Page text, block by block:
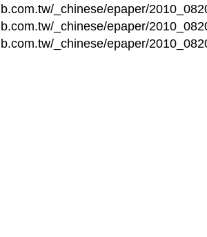
_chinese/epaper/
_chinese/epaper/
_chinese/epaper/